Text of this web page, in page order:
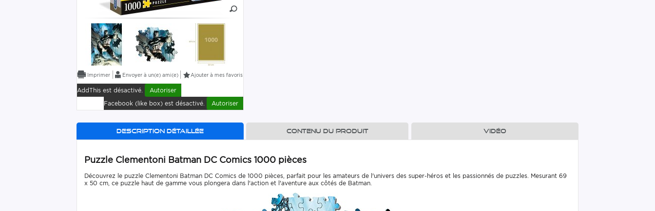
Envoyer à un(e) ami(e) Ajouter à mes favoris
AddThis est désactivé.
Autoriser
Facebook (like box) est désactivé.
Autoriser
Description détaillée Contenu du produit Vidéo
Puzzle Clementoni Batman DC Comics 1000 pièces
Découvrez le puzzle Clementoni Batman DC Comics de 1000 pièces, parfait pour les amateurs de l'univers des super-héros et les passionnés de puzzles. Mesurant 69
x 50 cm, ce puzzle haut de gamme vous plongera dans l'action et l'aventure aux côtés de Batman.